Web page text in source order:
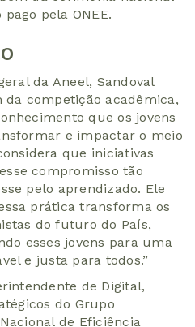
pela ONEE.
da Aneel, Sandoval
da competição acadêmica,
que os jovens
e impactar o meio
que iniciativas
compromisso tão
pelo aprendizado. Ele
prática transforma os
do futuro do País,
esses jovens para uma
e justa para todos.”
de Digital,
do Grupo
de Eficiência